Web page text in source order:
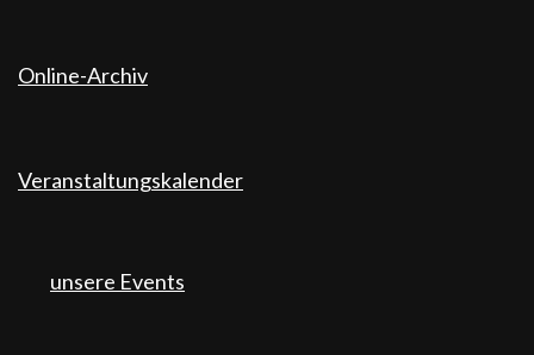
Online-Archiv
Veranstaltungskalender
unsere Events